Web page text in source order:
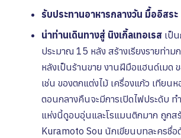
รับประทานอาหารกลางวัน มื้ออิสระ
นำท่านเดินทางสู่ นิงเกิ้ลเทอเรส เป็
ประมาณ 15 หลัง สร้างเรียงรายท่าม
หลังเป็นร้านขาย งานฝีมือแฮนด์เมด
เช่น ของตกแต่งไม้ เครื่องแก้ว เทียน
ตอนกลางคืนจะมีการเปิดไฟประดับ ท
แห่งนี้ดูอบอุ่นและโรแมนติกมาก ถูกส
Kuramoto Sou นักเขียนบทละครชื่อ